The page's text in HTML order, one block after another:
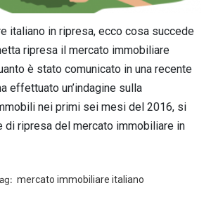
italiano in ripresa, ecco cosa succede
ripresa il mercato immobiliare
è stato comunicato in una recente
effettuato un’indagine sulla
nei primi sei mesi del 2016, si
di ripresa del mercato immobiliare in
mercato immobiliare italiano